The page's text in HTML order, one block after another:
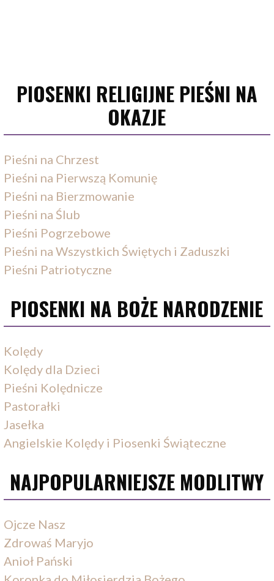
PIOSENKI RELIGIJNE PIEŚNI NA
OKAZJE
Pieśni na Chrzest
Pieśni na Pierwszą Komunię
Pieśni na Bierzmowanie
Pieśni na Ślub
Pieśni Pogrzebowe
Pieśni na Wszystkich Świętych i Zaduszki
Pieśni Patriotyczne
PIOSENKI NA BOŻE NARODZENIE
Kolędy
Kolędy dla Dzieci
Pieśni Kolędnicze
Pastorałki
Jasełka
Angielskie Kolędy i Piosenki Świąteczne
NAJPOPULARNIEJSZE MODLITWY
Ojcze Nasz
Zdrowaś Maryjo
Anioł Pański